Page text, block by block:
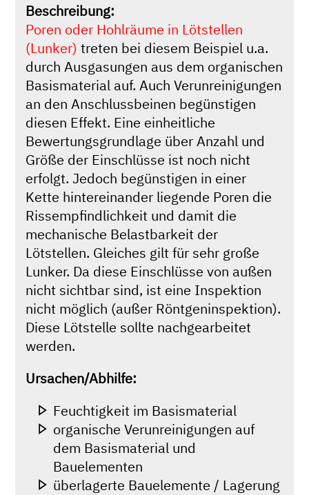
Beschreibung:
Poren oder Hohlräume in Lötstellen
(Lunker) treten bei diesem Beispiel u.a.
durch Ausgasungen aus dem organischen
Basismaterial auf. Auch Verunreinigungen
an den Anschlussbeinen begünstigen
diesen Effekt. Eine einheitliche
Bewertungsgrundlage über Anzahl und
Größe der Einschlüsse ist noch nicht
erfolgt. Jedoch begünstigen in einer
Kette hintereinander liegende Poren die
Rissempfindlichkeit und damit die
mechanische Belastbarkeit der
Lötstellen. Gleiches gilt für sehr große
Lunker. Da diese Einschlüsse von außen
nicht sichtbar sind, ist eine Inspektion
nicht möglich (außer Röntgeninspektion).
Diese Lötstelle sollte nachgearbeitet
werden.
Ursachen/Abhilfe:
Feuchtigkeit im Basismaterial
organische Verunreinigungen auf
dem Basismaterial und
Bauelementen
überlagerte Bauelemente / Lagerung